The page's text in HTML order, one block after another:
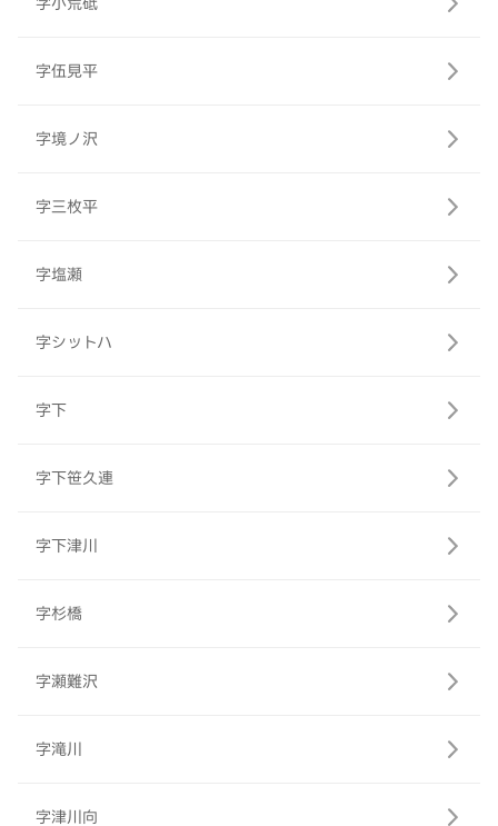
字伍見平
字境ノ沢
字三枚平
字塩瀬
字シットハ
字下
字下笹久連
字下津川
字杉橋
字瀬難沢
字滝川
字津川向